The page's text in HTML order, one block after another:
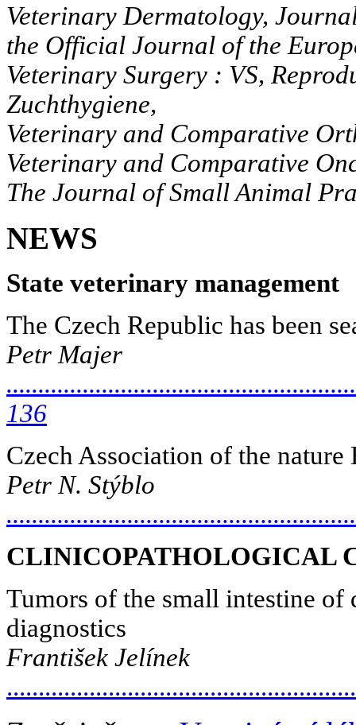
Veterinary Dermatology,
the Official Journal of the
Veterinary Surgery : VS,
Zuchthygiene,
Veterinary and Comparative
Veterinary and Comparative
The Journal of Small Animal
NEWS
State veterinary management
The Czech Republic has been
Petr Majer
136
Czech Association of the nature
Petr N. Stýblo
CLINICOPATHOLOGICAL
Tumors of the small intestine
diagnostics
František Jelínek